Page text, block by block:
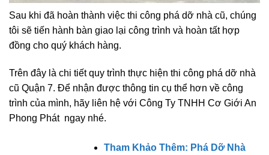
Sau khi đã hoàn thành việc thi công phá dỡ nhà cũ, chúng
tôi sẽ tiến hành bàn giao lại công trình và hoàn tất hợp
đồng cho quý khách hàng.
Trên đây là chi tiết quy trình thực hiện thi công phá dỡ nhà
cũ Quận 7. Để nhận được thông tin cụ thể hơn về công
trình của mình, hãy liên hệ với Công Ty TNHH Cơ Giới An
Phong Phát ngay nhé.
Tham Khảo Thêm: Phá Dỡ Nhà